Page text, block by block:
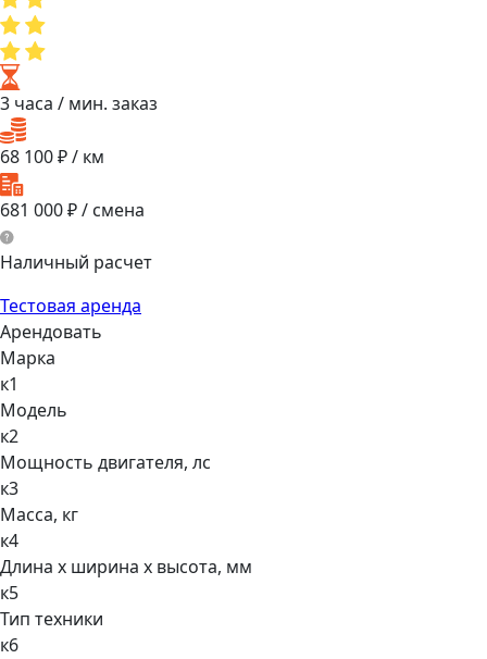
3 часа / мин. заказ
68 100₽ / км
681 000₽ / смена
Наличный расчет
Тестовая аренда
Арендовать
Марка
к1
Модель
к2
Мощнocть двигaтеля, лс
к3
Масса, кг
к4
Длина х ширина х высота, мм
к5
Тип техники
к6